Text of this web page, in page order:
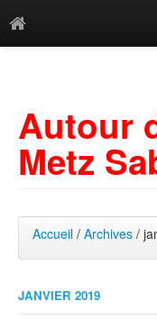
Mots-clés
Autour
Metz
Accueil / Archives /
JANVIER 2019